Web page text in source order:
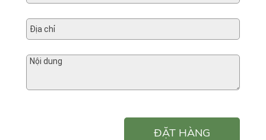
ĐẶT HÀNG